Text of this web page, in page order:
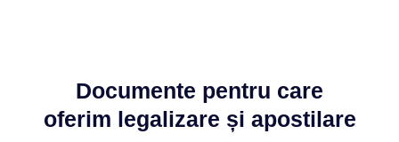
Documente pentru care
oferim legalizare și apostilare